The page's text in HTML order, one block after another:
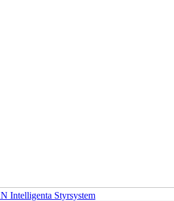
Intelligenta Styrsystem